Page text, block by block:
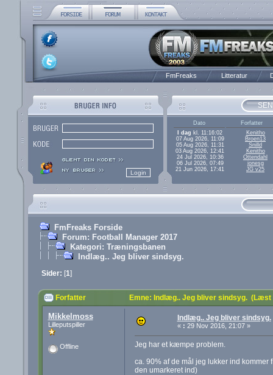
FmFreaks Litteratur
Dato
Forfatter
I dag kl. 11:16:02
Kenitho
07 Aug 2026, 11:09
Broen13
05 Aug 2026, 11:31
Snilld
03 Aug 2026, 12:41
Kenitho
24 Jul 2026, 10:36
Ottendahl
06 Jul 2026, 07:49
jonesg
21 Jun 2026, 17:41
JG v25
FmFreaks Forside
Forum: Football Manager 2017
Kategori: Træningsbanen
Indlæg.. Jeg bliver sindsyg.
Sider: [1]
Forfatter Emne: Indlæg.. Jeg bliver sindsyg. (Læst
Mikkelmoss
Lilleputspiller
Offline
Indlæg.. Jeg bliver sindsyg.
« : 29 Nov 2016, 21:07 »
Jeg har et kæmpe problem.
ca. 90% af de mål jeg lukker ind
den umarkeret ind)